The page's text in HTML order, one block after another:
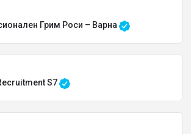
Грим Роси – Варна
S7